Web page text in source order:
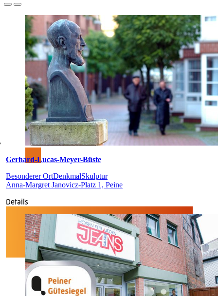
Gerhard-Lucas-Meyer-Büste
Besonderer OrtDenkmalSkulptur
Anna-Margret Janovicz-Platz 1, Peine
Details